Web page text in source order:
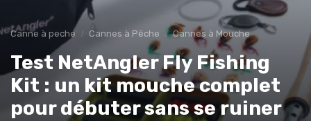
Canne à peche Cannes à Pêche Cannes à Mouche
Test NetAngler Fly Fishing
Kit : un kit mouche complet
pour débuter sans se ruiner